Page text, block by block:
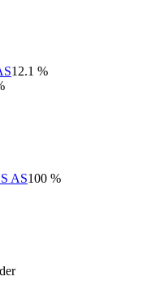
12.1 %
AS100 %